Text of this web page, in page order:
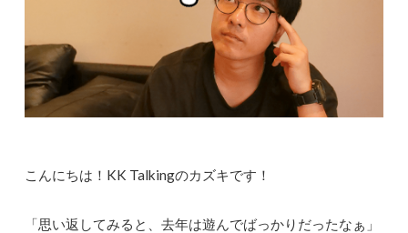
こんにちは！KK Talkingのカズキです！
「思い返してみると、去年は遊んでばっかりだったなぁ」